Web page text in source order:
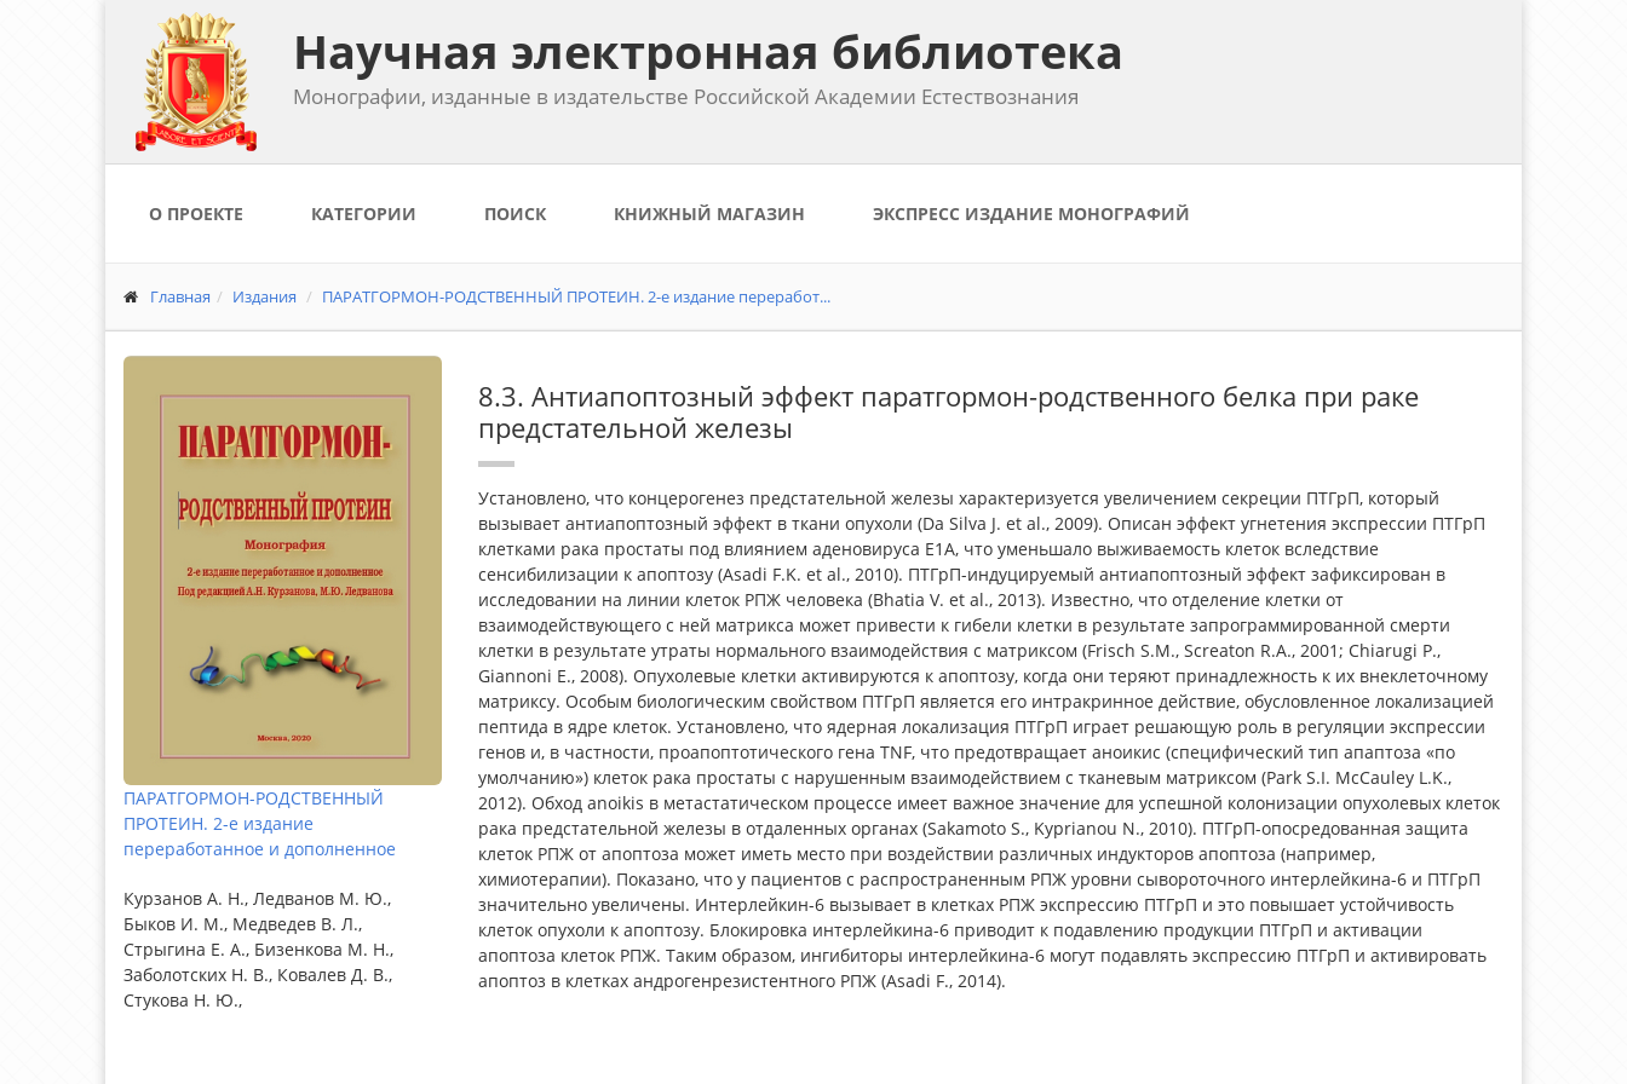
Научная электронная библиотека
Монографии, изданные в издательстве Российской Академии Естествознания
О ПРОЕКТЕ КАТЕГОРИИ ПОИСК КНИЖНЫЙ МАГАЗИН ЭКСПРЕСС ИЗДАНИЕ МОНОГРАФИЙ
Главная Издания ПАРАТГОРМОН-РОДСТВЕННЫЙ ПРОТЕИН. 2-е издание переработ...
ПАРАТГОРМОН-РОДСТВЕННЫЙ
ПРОТЕИН. 2-е издание
переработанное и дополненное
Курзанов А. Н., Ледванов М. Ю.,
Быков И. М., Медведев В. Л.,
Стрыгина Е. А., Бизенкова М. Н.,
Заболотских Н. В., Ковалев Д. В.,
Стукова Н. Ю.,
8.3. Антиапоптозный эффект паратгормон-родственного белка при раке
предстательной железы
Установлено, что концерогенез предстательной железы характеризуется увеличением секреции ПТГрП, который
вызывает антиапоптозный эффект в ткани опухоли (Da Silva J. et al., 2009). Описан эффект угнетения экспрессии ПТГрП
клетками рака простаты под влиянием аденовируса Е1А, что уменьшало выживаемость клеток вследствие
сенсибилизации к апоптозу (Asadi F.K. et al., 2010). ПТГрП-индуцируемый антиапоптозный эффект зафиксирован в
исследовании на линии клеток РПЖ человека (Bhatia V. et al., 2013). Известно, что отделение клетки от
взаимодействующего с ней матрикса может привести к гибели клетки в результате запрограммированной смерти
клетки в результате утраты нормального взаимодействия с матриксом (Frisch S.M., Screaton R.A., 2001; Chiarugi P.,
Giannoni E., 2008). Опухолевые клетки активируются к апоптозу, когда они теряют принадлежность к их внеклеточному
матриксу. Особым биологическим свойством ПТГрП является его интракринное действие, обусловленное локализацией
пептида в ядре клеток. Установлено, что ядерная локализация ПТГрП играет решающую роль в регуляции экспрессии
генов и, в частности, проапоптотического гена TNF, что предотвращает аноикис (специфический тип апаптоза «по
умолчанию») клеток рака простаты с нарушенным взаимодействием с тканевым матриксом (Park S.I. McCauley L.K.,
2012). Обход anoikis в метастатическом процессе имеет важное значение для успешной колонизации опухолевых клеток
рака предстательной железы в отдаленных органах (Sakamoto S., Kyprianou N., 2010). ПТГрП-опосредованная защита
клеток РПЖ от апоптоза может иметь место при воздействии различных индукторов апоптоза (например,
химиотерапии). Показано, что у пациентов с распространенным РПЖ уровни сывороточного интерлейкина-6 и ПТГрП
значительно увеличены. Интерлейкин-6 вызывает в клетках РПЖ экспрессию ПТГрП и это повышает устойчивость
клеток опухоли к апоптозу. Блокировка интерлейкина-6 приводит к подавлению продукции ПТГрП и активации
апоптоза клеток РПЖ. Таким образом, ингибиторы интерлейкина-6 могут подавлять экспрессию ПТГрП и активировать
апоптоз в клетках андрогенрезистентного РПЖ (Asadi F., 2014).